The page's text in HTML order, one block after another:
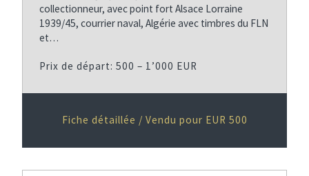
collectionneur, avec point fort Alsace Lorraine
1939/45, courrier naval, Algérie avec timbres du FLN
et…
Prix de départ: 500 – 1’000 EUR
Fiche détaillée / Vendu pour EUR 500